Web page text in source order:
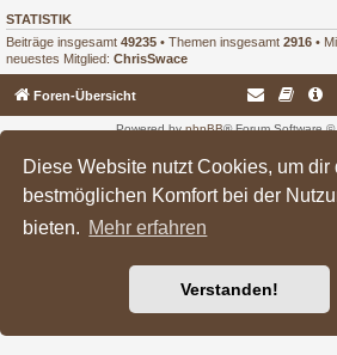
Diese Website nutzt Cookies, um dir
bestmöglichen Komfort bei der
bieten. Mehr erfahren
Verstanden!
STATISTIK
Beiträge insgesamt 49235 • Themen insgesamt 2916 •
neuestes Mitglied: ChrisSwace
Foren-Übersicht
Powered byphpBB® Forum Software